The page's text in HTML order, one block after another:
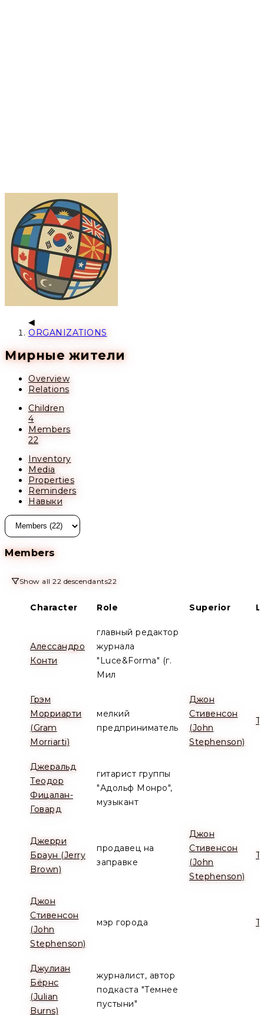
ORGANIZATIONS
Мирные жители
Overview
Relations
Children
4
Members
22
Inventory
Media
Properties
Reminders
Навыки
Members
Show all 22 descendants22
Character Role Superior
Алессандро
Конти
главный редактор
журнала
"Luce&Forma" (г.
Мил
Грэм
Морриарти
(Gram
Morriarti)
мелкий
предприниматель
Джон
Стивенсон
(John
Stephenson)
Джеральд
Теодор
Фицалан-
Говард
гитарист группы
"Адольф Монро",
музыкант
Джерри
Браун (Jerry
Brown)
продавец на
заправке
Джон
Стивенсон
(John
Stephenson)
Джон
Стивенсон
(John
Stephenson)
мэр города
Джулиан
Бёрнс
(Julian
Burns)
журналист, автор
подкаста "Темнее
пустыни"